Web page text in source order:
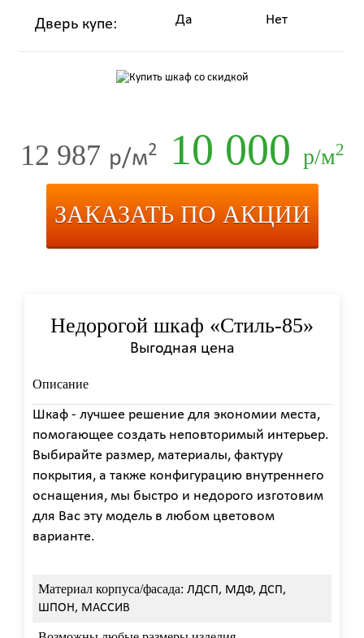
Дверь купе: Да Нет
12 987 р/м2 10 000 р/м2
ЗАКАЗАТЬ ПО АКЦИИ
Недорогой шкаф «Стиль-85»
Выгодная цена
Описание
Шкаф - лучшее решение для экономии места,
помогающее создать неповторимый интерьер.
Выбирайте размер, материалы, фактуру
покрытия, а также конфигурацию внутреннего
оснащения, мы быстро и недорого изготовим
для Вас эту модель в любом цветовом
варианте.
Материал корпуса/фасада: ЛДСП, МДФ, ДСП,
ШПОН, МАССИВ